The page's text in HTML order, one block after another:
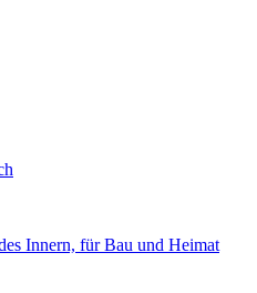
Innern, für Bau und Heimat